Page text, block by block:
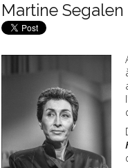
Martine Segalen